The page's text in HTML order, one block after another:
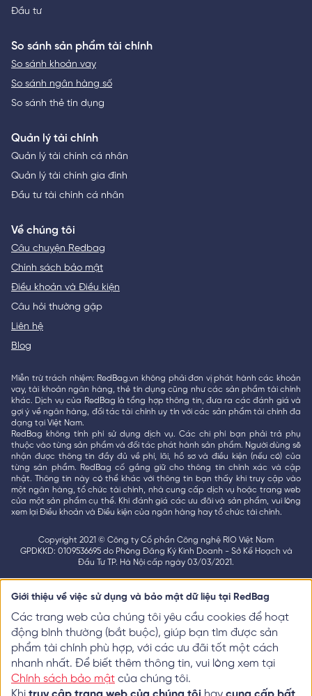
Đầu tư
So sánh sản phẩm tài chính
So sánh khoản vay
So sánh ngân hàng số
So sánh thẻ tín dụng
Quản lý tài chính
Quản lý tài chính cá nhân
Quản lý tài chính gia đình
Đầu tư tài chính cá nhân
Về chúng tôi
Câu chuyện Redbag
Chính sách bảo mật
Điều khoản và Điều kiện
Câu hỏi thường gặp
Liên hệ
Blog
Miễn trừ trách nhiệm: RedBag.vn không phải đơn vị phát hành các khoản
vay, tài khoản ngân hàng, thẻ tín dụng cũng như các sản phẩm tài chính
khác. Dịch vụ của RedBag là tổng hợp thông tin, đưa ra các đánh giá và
gợi ý về ngân hàng, đối tác tài chính uy tín với các sản phẩm tài chính đa
dạng tại Việt Nam.
RedBag không tính phí sử dụng dịch vụ. Các chi phí bạn phải trả phụ
thuộc vào từng sản phẩm và đối tác phát hành sản phẩm. Người dùng sẽ
nhận được thông tin đầy đủ về phí, lãi, hồ sơ và điều kiện (nếu có) của
từng sản phẩm. RedBag cố gắng giữ cho thông tin chính xác và cập
nhật. Thông tin này có thể khác với thông tin bạn thấy khi truy cập vào
một ngân hàng, tổ chức tài chính, nhà cung cấp dịch vụ hoặc trang web
của một sản phẩm cụ thể. Khi đánh giá các ưu đãi và sản phẩm, vui lòng
xem lại Điều khoản và Điều kiện của ngân hàng hay tổ chức tài chính.
Copyright 2021 © Công ty Cổ phần Công nghệ RIO Việt Nam
GPDKKD: 0109536695 do Phòng Đăng Ký Kinh Doanh - Sở Kế Hoạch và
Đầu Tư TP. Hà Nội cấp ngày 03/03/2021.
Giới thiệu về việc sử dụng và bảo mật dữ liệu tại RedBag
Các trang web của chúng tôi yêu cầu cookies để hoạt
động bình thường (bắt buộc), giúp bạn tìm được sản
phẩm tài chính phù hợp, với các ưu đãi tốt một cách
nhanh nhất. Để biết thêm thông tin, vui lòng xem tại
Chính sách bảo mật của chúng tôi.